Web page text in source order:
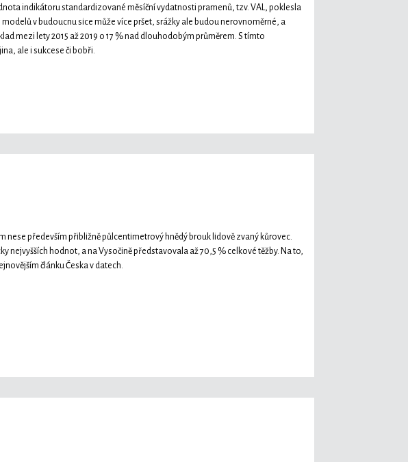
indikátoru standardizované měsíční vydatnosti pramenů, tzv. VAL, poklesla
v budoucnu sice může více pršet, srážky ale budou nerovnoměrné, a
mezi lety 2015 až 2019 o 17 % nad dlouhodobým průměrem. S tímto
ale i sukcese či bobři.
nese především přibližně půlcentimetrový hnědý brouk lidově zvaný kůrovec.
nejvyšších hodnot, a na Vysočině představovala až 70,5 % celkové těžby. Na to,
článku Česka v datech.